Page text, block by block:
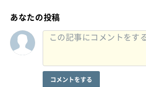
あなたの投稿
コメントをする